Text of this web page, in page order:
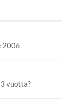
2006
vuotta?